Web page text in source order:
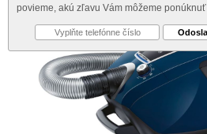
povieme, akú zľavu Vám môžeme ponúknuť